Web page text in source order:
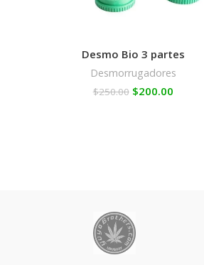
Desmo Bio 3 partes
Desmorrugadores
$250.00 $200.00